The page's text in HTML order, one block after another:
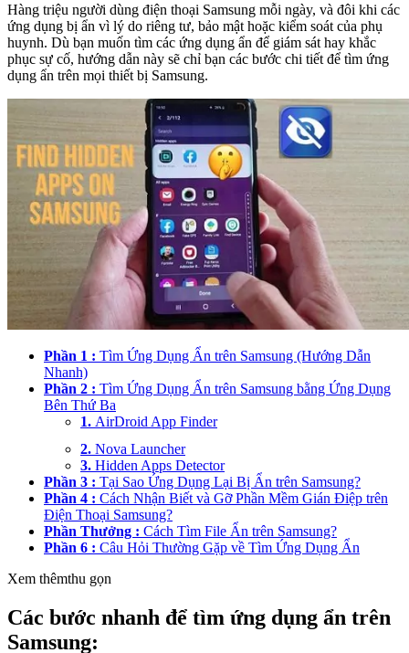
Hàng triệu người dùng điện thoại Samsung mỗi ngày, và đôi khi các
ứng dụng bị ẩn vì lý do riêng tư, bảo mật hoặc kiểm soát của phụ
huynh. Dù bạn muốn tìm các ứng dụng ẩn để giám sát hay khắc
phục sự cố, hướng dẫn này sẽ chỉ bạn các bước chi tiết để tìm ứng
dụng ẩn trên mọi thiết bị Samsung.
Phần 1 : Tìm Ứng Dụng Ẩn trên Samsung (Hướng Dẫn
Nhanh)
Phần 2 : Tìm Ứng Dụng Ẩn trên Samsung bằng Ứng Dụng
Bên Thứ Ba
1. AirDroid App Finder
2. Nova Launcher
3. Hidden Apps Detector
Phần 3 : Tại Sao Ứng Dụng Lại Bị Ẩn trên Samsung?
Phần 4 : Cách Nhận Biết và Gỡ Phần Mềm Gián Điệp trên
Điện Thoại Samsung?
Phần Thưởng : Cách Tìm File Ẩn trên Samsung?
Phần 6 : Câu Hỏi Thường Gặp về Tìm Ứng Dụng Ẩn
Xem thêmthu gọn
Các bước nhanh để tìm ứng dụng ẩn trên
Samsung: